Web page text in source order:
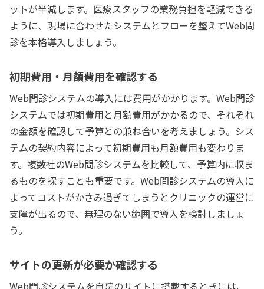
ットが半減します。医療スタッフの業務負担を軽減できる
ように、現場に合わせたシステムとフローを整えてWeb問
診を本格導入しましょう。
初期費用・月額費用を確認する
Web問診システムの導入には費用がかかります。Web問診
システムでは初期費用と月額費用がかかるので、それぞれ
の金額を確認して予算との兼ね合いを考えましょう。シス
テムの契約内容によって初期費用も月額費用も変わりま
す。複数社のWeb問診システムを比較して、予算内に収ま
るものを探すことも重要です。Web問診システムの導入に
よってコストがかさみ過ぎてしまうとクリニックの運営に
支障が出るので、無理のない範囲で導入を検討しましょ
う。
サイトの更新が必要か確認する
Web問診システムを自院のサイトに搭載するときには、